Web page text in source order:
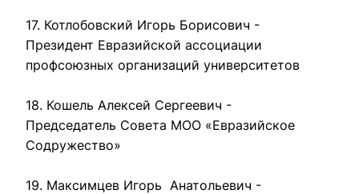
17. Котлобовский Игорь Борисович -
Президент Евразийской ассоциации
профсоюзных организаций университетов
18. Кошель Алексей Сергеевич -
Председатель Совета МОО «Евразийское
Содружество»
19. Максимцев Игорь  Анатольевич -